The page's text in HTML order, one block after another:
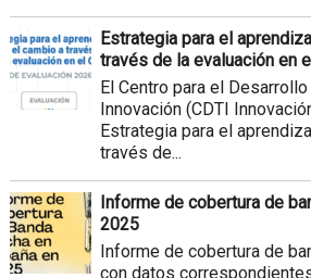
Estrategia para el
través de la evaluación en
El Centro para el
Innovación (CDTI
Estrategia para el
través de...
Informe de cobertura de
2025
Informe de cobertura de
con datos